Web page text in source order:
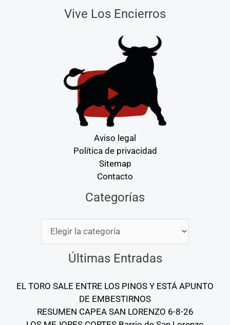
Vive Los Encierros
Aviso legal
Política de privacidad
Sitemap
Contacto
Categorías
Últimas Entradas
EL TORO SALE ENTRE LOS PINOS Y ESTÁ APUNTO
DE EMBESTIRNOS
RESUMEN CAPEA SAN LORENZO 6-8-26